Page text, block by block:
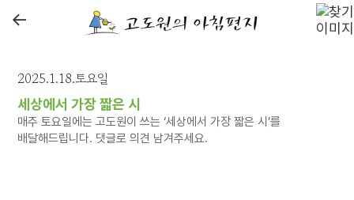
←
2025.1.18.토요일
세상에서 가장 짧은 시
매주 토요일에는 고도원이 쓰는 ‘세상에서 가장 짧은 시’를
배달해드립니다. 댓글로 의견 남겨주세요.